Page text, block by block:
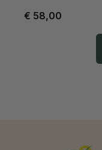
€ 58,00